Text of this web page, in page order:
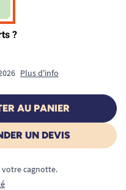
Plus d'info
AU PANIER
UN DEVIS
votre cagnotte.